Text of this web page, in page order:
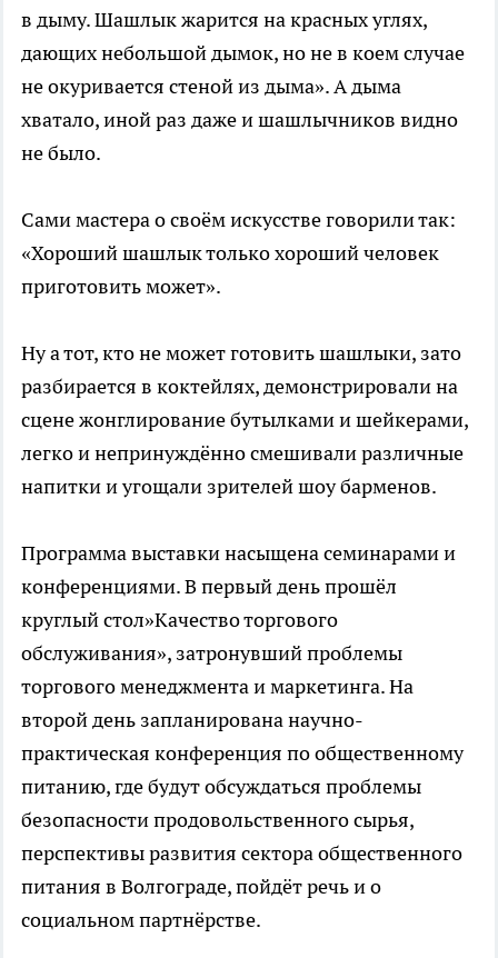
в дыму. Шашлык жарится на красных углях,
дающих небольшой дымок, но не в коем случае
не окуривается стеной из дыма». А дыма
хватало, иной раз даже и шашлычников видно
не было.
Сами мастера о своём искусстве говорили так:
«Хороший шашлык только хороший человек
приготовить может».
Ну а тот, кто не может готовить шашлыки, зато
разбирается в коктейлях, демонстрировали на
сцене жонглирование бутылками и шейкерами,
легко и непринуждённо смешивали различные
напитки и угощали зрителей шоу барменов.
Программа выставки насыщена семинарами и
конференциями. В первый день прошёл
круглый стол»Качество торгового
обслуживания», затронувший проблемы
торгового менеджмента и маркетинга. На
второй день запланирована научно-
практическая конференция по общественному
питанию, где будут обсуждаться проблемы
безопасности продовольственного сырья,
перспективы развития сектора общественного
питания в Волгограде, пойдёт речь и о
социальном партнёрстве.